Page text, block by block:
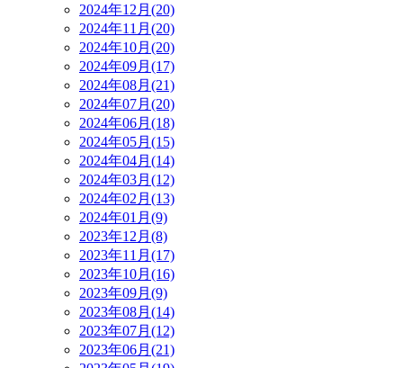
2024年12月(20)
2024年11月(20)
2024年10月(20)
2024年09月(17)
2024年08月(21)
2024年07月(20)
2024年06月(18)
2024年05月(15)
2024年04月(14)
2024年03月(12)
2024年02月(13)
2024年01月(9)
2023年12月(8)
2023年11月(17)
2023年10月(16)
2023年09月(9)
2023年08月(14)
2023年07月(12)
2023年06月(21)